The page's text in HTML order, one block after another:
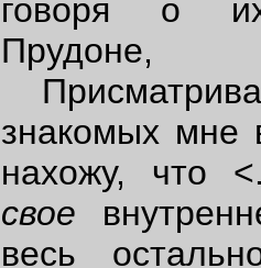
говоря о их
Прудоне,
знакомых мне
нахожу, что
свое
весь